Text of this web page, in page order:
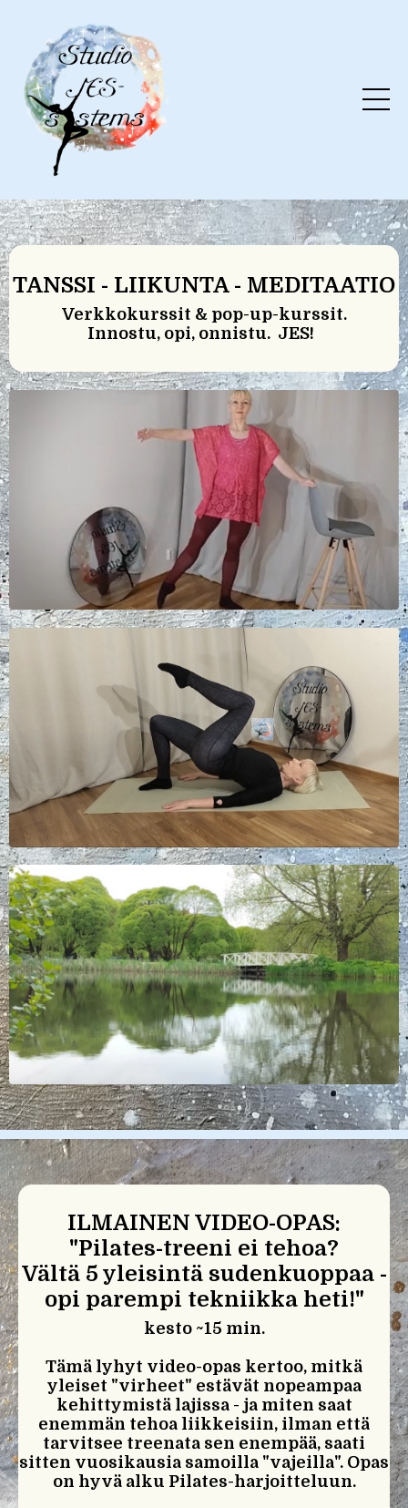
TANSSI - LIIKUNTA - MEDITAATIO
Verkkokurssit & pop-up-kurssit.
Innostu, opi, onnistu. JES!
ILMAINEN VIDEO-OPAS:
"Pilates-treeni ei tehoa?
Vältä 5 yleisintä sudenkuoppaa -
opi parempi tekniikka heti!"
kesto ~15 min.
Tämä lyhyt video-opas kertoo, mitkä
yleiset "virheet" estävät nopeampaa
kehittymistä lajissa - ja miten saat
enemmän tehoa liikkeisiin, ilman että
tarvitsee treenata sen enempää, saati
sitten vuosikausia samoilla "vajeilla". Opas
on hyvä alku Pilates-harjoitteluun.